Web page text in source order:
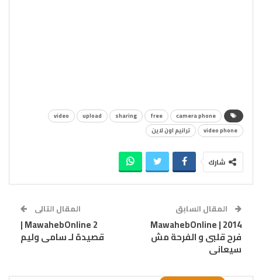
camera phone
free
sharing
upload
video
video phone
ترانيم اون لاين
شارك
المقال السابق
MawahebOnline | 2014
فرح قلبى و الفرحة مش
سيعانى
المقال التالى
MawahebOnline 2 |
قصيدة لـ سامى وليم